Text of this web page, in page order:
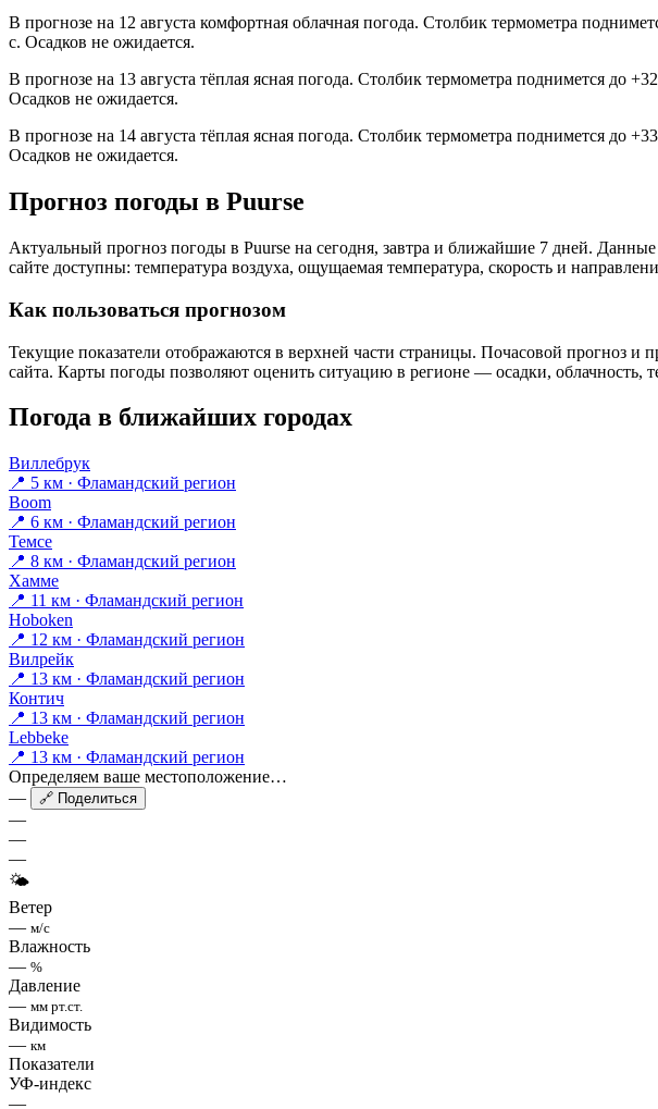
В прогнозе на 12 августа комфортная облачная погода. Столбик термометра
с. Осадков не ожидается.
В прогнозе на 13 августа тёплая ясная погода. Столбик термометра поднимется до
Осадков не ожидается.
В прогнозе на 14 августа тёплая ясная погода. Столбик термометра поднимется до
Осадков не ожидается.
Прогноз погоды в Puursе
Актуальный прогноз погоды в Puursе на сегодня, завтра и ближайшие 7 дней.
сайте доступны: температура воздуха, ощущаемая температура, скорость и
Как пользоваться прогнозом
Текущие показатели отображаются в верхней части страницы. Почасовой прогноз
сайта. Карты погоды позволяют оценить ситуацию в регионе — осадки, облачность,
Погода в ближайших городах
Виллебрук
📍 5 км · Фламандский регион
Boom
📍 6 км · Фламандский регион
Темсе
📍 8 км · Фламандский регион
Хамме
📍 11 км · Фламандский регион
Hoboken
📍 12 км · Фламандский регион
Вилрейк
📍 13 км · Фламандский регион
Контич
📍 13 км · Фламандский регион
Lebbeke
📍 13 км · Фламандский регион
Определяем ваше местоположение…
—
🔗 Поделиться
—
—
—
🌤
Ветер
— м/с
Влажность
— %
Давление
— мм рт.ст.
Видимость
— км
Показатели
УФ-индекс
—